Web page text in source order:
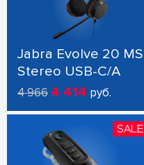
Jabra Evolve 20 MS
Stereo USB-C/A
4 966 4 414 руб.
SALE